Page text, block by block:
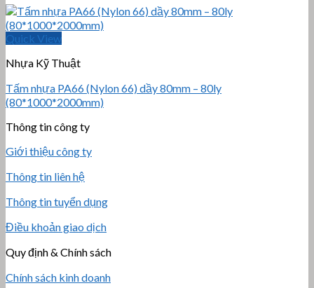
Quick View
Nhựa Kỹ Thuật
Tấm nhựa PA66 (Nylon 66) dầy 80mm – 80ly
(80*1000*2000mm)
Thông tin công ty
Giới thiệu công ty
Thông tin liên hệ
Thông tin tuyển dụng
Điều khoản giao dịch
Quy định & Chính sách
Chính sách kinh doanh